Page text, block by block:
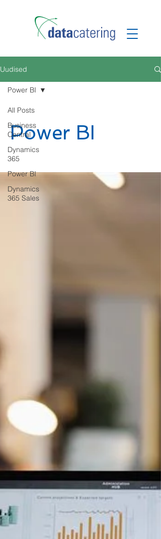
Uudised
All Posts
Business
Central
Dynamics
365
Power BI
Dynamics
365 Sales
Power BI
Power BI